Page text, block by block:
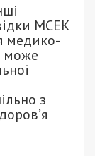
МСЕК
медико-
може
з